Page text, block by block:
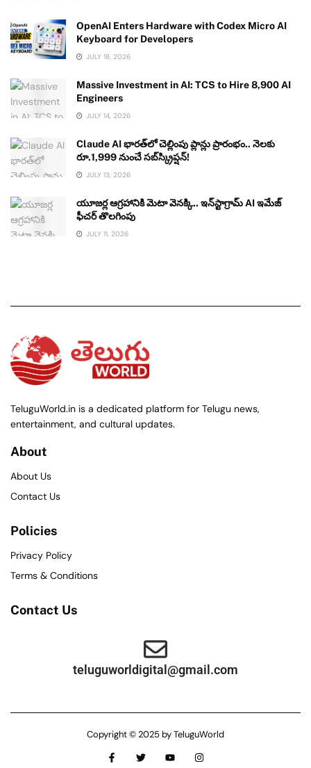
OpenAI Enters Hardware with Codex Micro AI
Keyboard for Developers
JULY 18, 2026
Massive Investment in AI: TCS to Hire 8,900 AI
Engineers
JULY 14, 2026
Claude AI భారత్‌లో చెల్లింపు ప్లాన్లు ప్రారంభం.. నెలకు
రూ.1,999 నుంచే సబ్‌స్క్రిప్షన్!
JULY 13, 2026
యూజర్ల ఆగ్రహానికి మెటా వెనక్కి.. ఇన్‌స్టాగ్రామ్ AI ఇమేజ్
ఫీచర్ తొలగింపు
JULY 11, 2026
TeluguWorld.in is a dedicated platform for Telugu news,
entertainment, and cultural updates.
About
About Us
Contact Us
Policies
Privacy Policy
Terms & Conditions
Contact Us
teluguworldigital@gmail.com
Copyright © 2025 by TeluguWorld